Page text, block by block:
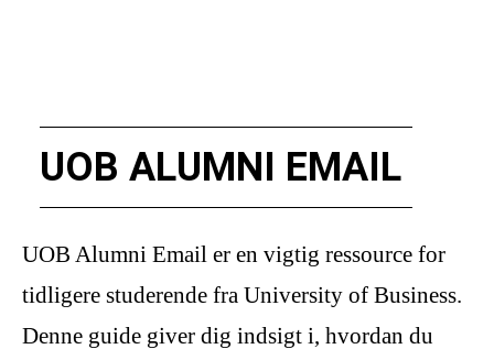
UOB ALUMNI EMAIL
UOB Alumni Email er en vigtig ressource for
tidligere studerende fra University of Business.
Denne guide giver dig indsigt i, hvordan du